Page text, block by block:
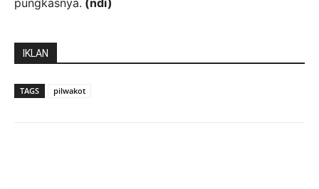
pungkasnya. (ndi)
IKLAN
TAGS pilwakot